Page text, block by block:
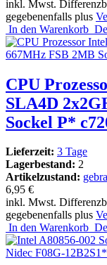
inkl. Mwst.
gegebenenfalls plus
In den Warenkorb
CPU
SLA4D
Sockel P*
Lieferzeit: 3 Tage
Lagerbestand: 2
Artikelzustand:
6,95 €
inkl. Mwst.
gegebenenfalls plus
In den Warenkorb